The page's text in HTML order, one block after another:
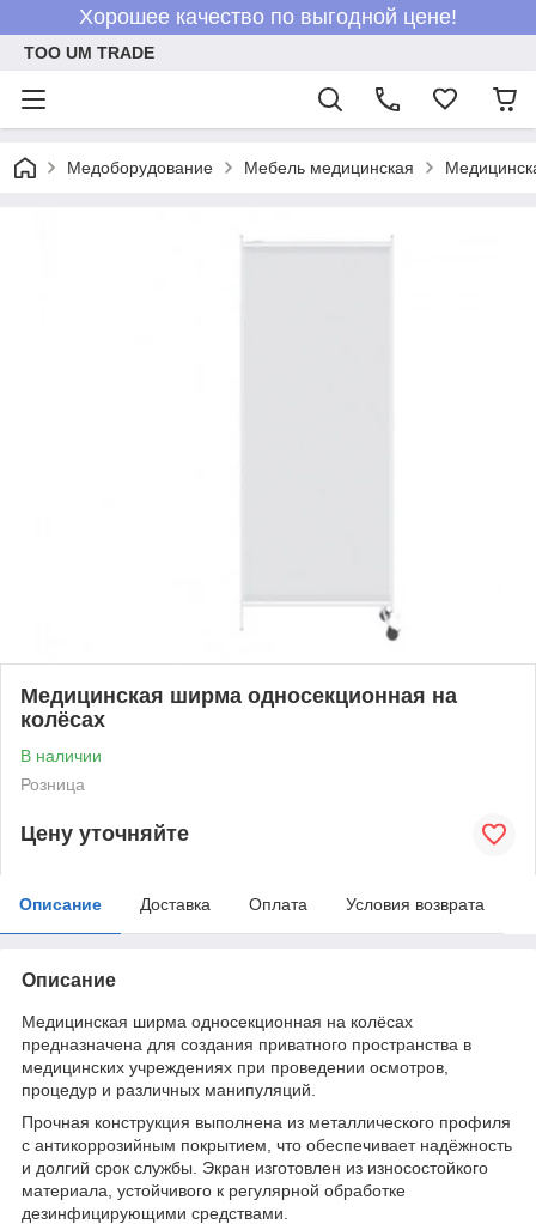
Хорошее качество по выгодной цене!
ТОО UM TRADE
Медоборудование Мебель медицинская
Медицинская ширма односекционная на
колёсах
В наличии
Розница
Цену уточняйте
Описание Доставка Оплата Условия возврата
Описание
Медицинская ширма односекционная на колёсах
предназначена для создания приватного пространства в
медицинских учреждениях при проведении осмотров,
процедур и различных манипуляций.
Прочная конструкция выполнена из металлического профиля
с антикоррозийным покрытием, что обеспечивает надёжность
и долгий срок службы. Экран изготовлен из износостойкого
материала, устойчивого к регулярной обработке
дезинфицирующими средствами.